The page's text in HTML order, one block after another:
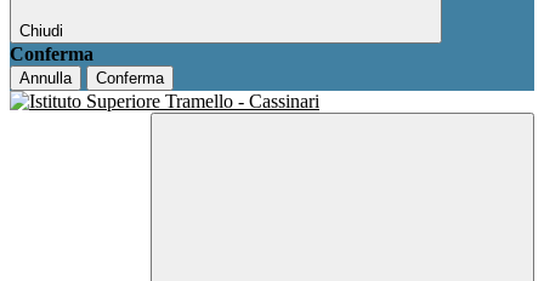
Chiudi
Conferma
Annulla Conferma